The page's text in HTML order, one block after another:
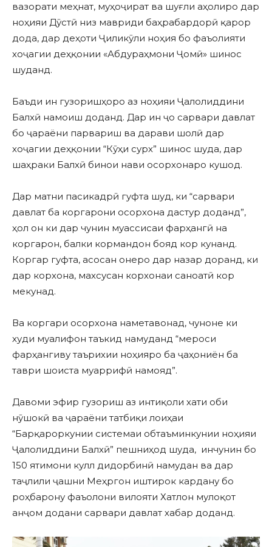
вазорати меҳнат, муҳоҷират ва шуғли аҳолиро дар
ноҳияи Дӯстӣ низ мавриди баҳрабардорӣ қарор
дода, дар деҳоти Ҷиликӯли ноҳия бо фаъолияти
хоҷагии деҳқонии «Абдураҳмони Ҷомӣ» шинос
шуданд.
Баъди ин гузоришҳоро аз ноҳияи Ҷалолиддини
Балхӣ намоиш доданд. Дар ин ҷо сарвари давлат
бо ҷараёни парвариш ва дарави шолӣ дар
хоҷагии деҳқонии “Кӯҳи сурх” шинос шуда, дар
шаҳраки Балхӣ бинои нави осорхонаро кушод.
Дар матни пасикадрӣ гуфта шуд, ки “сарвари
давлат ба коргарони осорхона дастур доданд”,
ҳол он ки дар чунин муассисаи фарҳангӣ на
коргарон, балки кормандон бояд кор кунанд.
Коргар гуфта, асосан онеро дар назар доранд, ки
дар корхона, махсусан корхонаи саноатӣ кор
мекунад.
Ва коргари осорхона наметавонад, чуноне ки
худи муалифон таъкид намуданд “мероси
фарҳангиву таърихии ноҳияро ба ҷаҳониён ба
таври шоиста муаррифӣ намояд”.
Давоми эфир гузориш аз интиқоли хати оби
нӯшокӣ ва ҷараёни татбиқи лоиҳаи
“Барқароркунии системаи обтаъминкунии ноҳияи
Ҷалолиддини Балхӣ” пешниҳод шуда, инчунин бо
150 ятимони кулл дидорбинӣ намудан ва дар
таҷлили ҷашни Меҳргон иштирок кардану бо
роҳбарону фаъолони вилояти Хатлон мулоқот
анҷом додани сарвари давлат хабар доданд.